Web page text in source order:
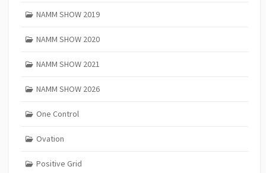
NAMM SHOW 2019
NAMM SHOW 2020
NAMM SHOW 2021
NAMM SHOW 2026
One Control
Ovation
Positive Grid